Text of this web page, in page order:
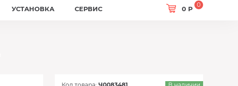
0 Р
0
УСТАНОВКА СЕРВИС